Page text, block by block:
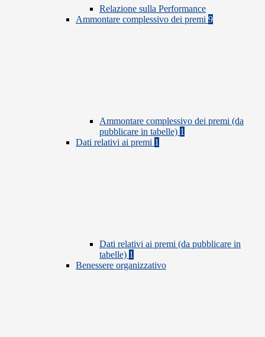
Relazione sulla Performance
Ammontare complessivo dei premi 9
Ammontare complessivo dei premi (da
pubblicare in tabelle) 1
Dati relativi ai premi 1
Dati relativi ai premi (da pubblicare in
tabelle) 1
Benessere organizzativo